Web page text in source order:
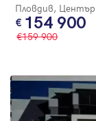
Пловдив, Център
154 900
159 900